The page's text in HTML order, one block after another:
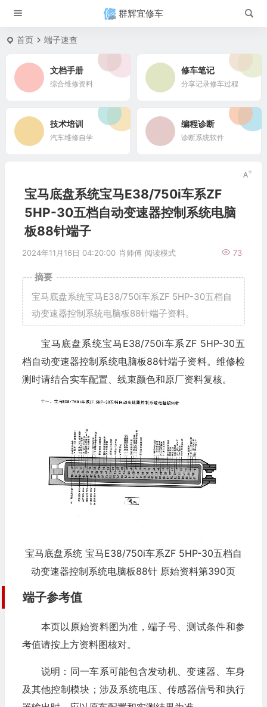
群辉宜修车
首页 端子速查
文档手册
综合维修资料
修车笔记
分享记录修车过程
技术培训
汽车维修自学
编程诊断
诊断系统软件
宝马底盘系统宝马E38/750i车系ZF
5HP-30五档自动变速器控制系统电脑
板88针端子
2024年11月16日 04:20:00 肖师傅 73
阅读模式
摘要
宝马底盘系统宝马E38/750i车系ZF 5HP-30五档自
动变速器控制系统电脑板88针端子资料。
宝马底盘系统宝马E38/750i车系ZF 5HP-30五
档自动变速器控制系统电脑板88针端子资料。维修检
测时请结合实车配置、线束颜色和原厂资料复核。
宝马底盘系统 宝马E38/750i车系ZF 5HP-30五档自
动变速器控制系统电脑板88针 原始资料第390页
端子参考值
本页以原始资料图为准，端子号、测试条件和参
考值请按上方资料图核对。
说明：同一车系可能包含发动机、变速器、车身
及其他控制模块；涉及系统电压、传感器信号和执行